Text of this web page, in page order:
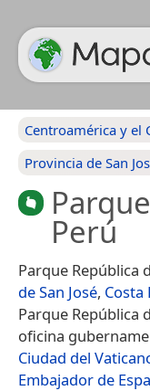
Centroamérica y el
Provincia de San
Perú
Parque República
de San José, Costa
Parque República
oficina
Ciudad del
Embajador de